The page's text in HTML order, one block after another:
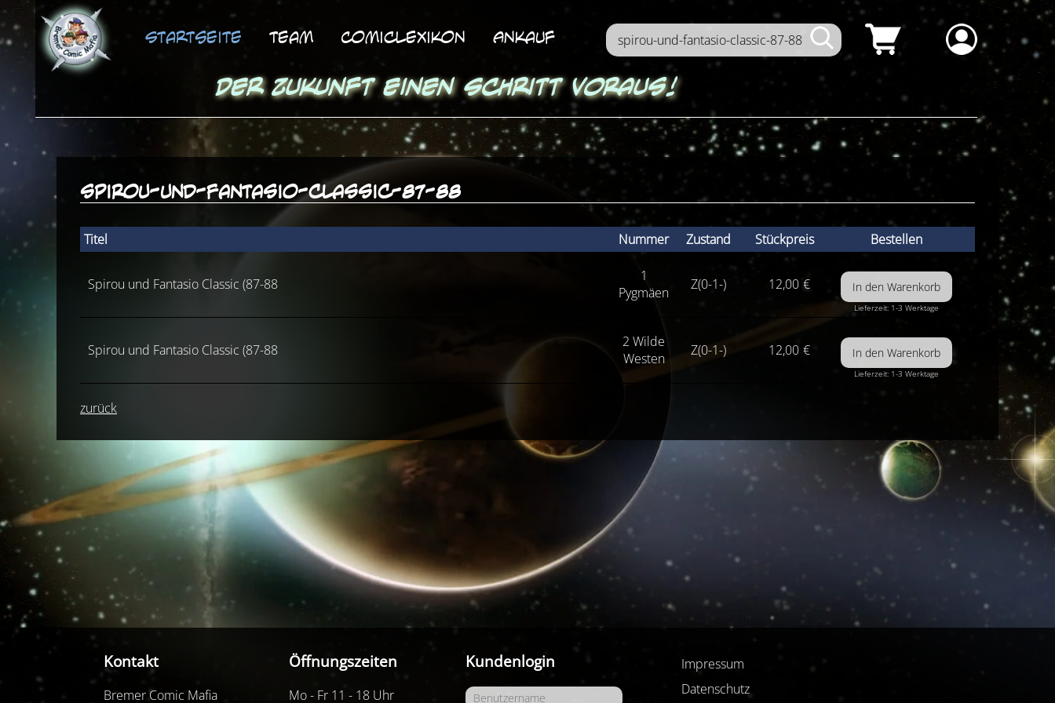
Startseite Team ComicLexikon Ankauf
Der Zukunft einen Schritt voraus!
spirou-und-fantasio-classic-87-88
Titel Nummer Zustand Stückpreis Bestellen
Spirou und Fantasio Classic (87-88
1
Pygmäen
Z(0-1-) 12,00 €
Lieferzeit: 1-3 Werktage
Spirou und Fantasio Classic (87-88
2 Wilde
Westen
Z(0-1-) 12,00 €
Lieferzeit: 1-3 Werktage
zurück
Kontakt
Bremer Comic Mafia
Öffnungszeiten
Mo - Fr 11 - 18 Uhr
Kundenlogin
Impressum
Datenschutz